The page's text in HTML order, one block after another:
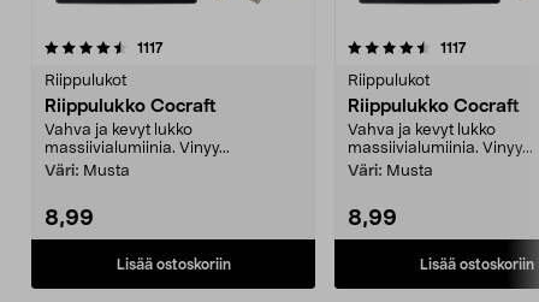
1117arvostelut
Riippulukot
Riippulukko Cocraft
Vahva ja kevyt lukko
massiivialumiinia. Vinyy...
Väri: Musta
8,99
Lisää ostoskoriin
4.5viidestä
1117arvostelut
Riippulukot
Riippulukko Cocraft
Vahva ja kevyt lukko
massiivialumiinia. Vinyy...
Väri: Musta
8,99
Lisää ostoskoriin